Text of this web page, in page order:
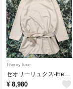
Theory luxe
セオリーリュクス-theory luxe-チュニックカットソー
¥ 8,980